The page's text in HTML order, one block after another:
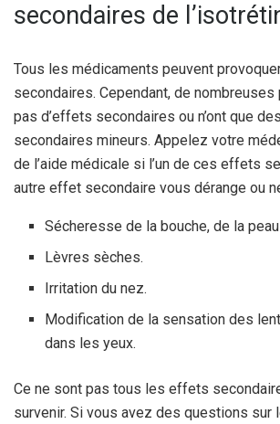
secondaires de
Tous les médicaments peuvent
secondaires. Cependant, de nombreuses
pas d’effets secondaires ou n’ont que
secondaires mineurs. Appelez votre
de l’aide médicale si l’un de ces effets
autre effet secondaire vous dérange ou
Sécheresse de la bouche, de la
Lèvres sèches.
Irritation du nez.
Modification de la sensation des
dans les yeux.
Ce ne sont pas tous les effets
survenir. Si vous avez des questions sur